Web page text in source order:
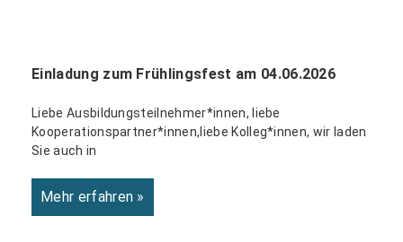
Einladung zum Frühlingsfest am 04.06.2026
Liebe Ausbildungsteilnehmer*innen, liebe
Kooperationspartner*innen,liebe Kolleg*innen, wir laden
Sie auch in
Mehr erfahren »